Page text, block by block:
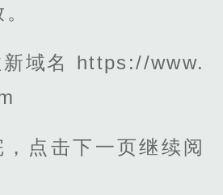
新域名 https://www.
点击下一页继续阅